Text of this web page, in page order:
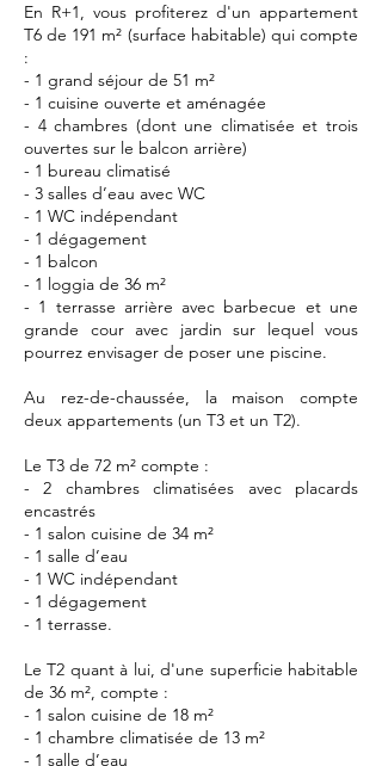
En R+1, vous profiterez d'un appartement
T6 de 191 m² (surface habitable) qui compte
:
- 1 grand séjour de 51 m²
- 1 cuisine ouverte et aménagée
- 4 chambres (dont une climatisée et trois
ouvertes sur le balcon arrière)
- 1 bureau climatisé
- 3 salles d’eau avec WC
- 1 WC indépendant
- 1 dégagement
- 1 balcon
- 1 loggia de 36 m²
- 1 terrasse arrière avec barbecue et une
grande cour avec jardin sur lequel vous
pourrez envisager de poser une piscine.
Au rez-de-chaussée, la maison compte
deux appartements (un T3 et un T2).
Le T3 de 72 m² compte :
- 2 chambres climatisées avec placards
encastrés
- 1 salon cuisine de 34 m²
- 1 salle d’eau
- 1 WC indépendant
- 1 dégagement
- 1 terrasse.
Le T2 quant à lui, d'une superficie habitable
de 36 m², compte :
- 1 salon cuisine de 18 m²
- 1 chambre climatisée de 13 m²
- 1 salle d’eau